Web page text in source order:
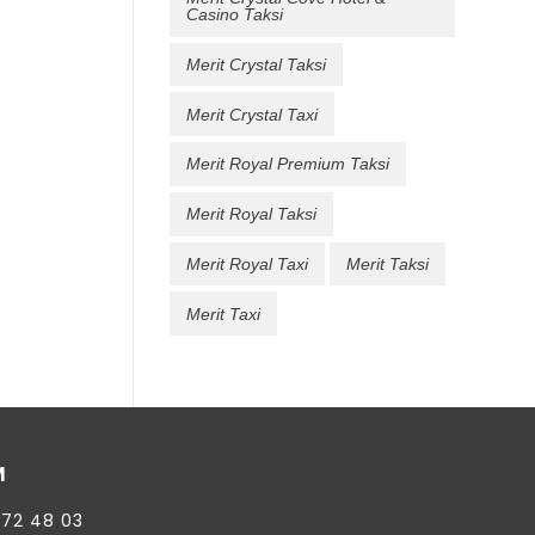
Casino Taksi
Merit Crystal Taksi
Merit Crystal Taxi
Merit Royal Premium Taksi
Merit Royal Taksi
Merit Royal Taxi Merit Taksi
Merit Taxi
48 03